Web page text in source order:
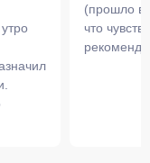
(прошло
что